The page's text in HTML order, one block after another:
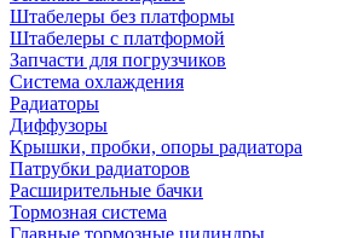
Штабелеры без платформы
Штабелеры с платформой
Запчасти для погрузчиков
Система охлаждения
Радиаторы
Диффузоры
Крышки, пробки, опоры радиатора
Патрубки радиаторов
Расширительные бачки
Тормозная система
Главные тормозные цилиндры